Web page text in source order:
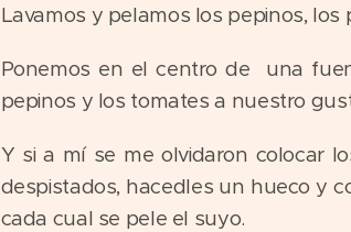
Lavamos y pelamos los pepinos,
Ponemos en el centro de una
pepinos y los tomates a nuestro
Y si a mí se me olvidaron colocar
despistados, hacedles un hueco y
cada cual se pele el suyo.